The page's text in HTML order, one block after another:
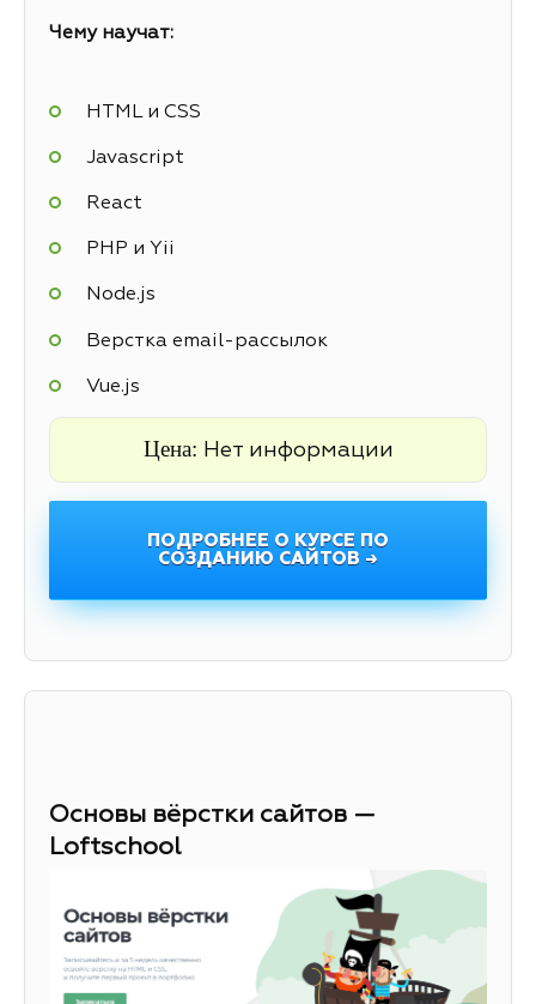
Чему научат:
HTML и CSS
Javascript
React
PHP и Yii
Node.js
Верстка email-рассылок
Vue.js
Цена: Нет информации
ПОДРОБНЕЕ О КУРСЕ ПО
СОЗДАНИЮ САЙТОВ →
Основы вёрстки сайтов —
Loftschool